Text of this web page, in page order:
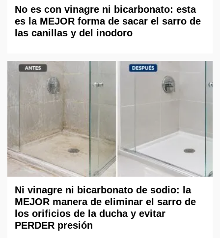
No es con vinagre ni bicarbonato: esta
es la MEJOR forma de sacar el sarro de
las canillas y del inodoro
Ni vinagre ni bicarbonato de sodio: la
MEJOR manera de eliminar el sarro de
los orificios de la ducha y evitar
PERDER presión